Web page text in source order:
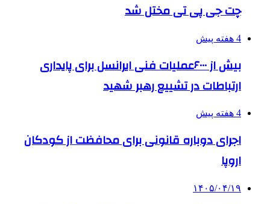
چت جی پی تی مختل شد
4 هفته پیش
بیش از ۶۰۰۰عملیات فنی ایرانسل برای پایداری
ارتباطات در تشییع رهبر شهید
4 هفته پیش
اجرای دوباره قانونی برای محافظت از کودکان
اروپا
۱۴۰۵/۰۴/۱۹